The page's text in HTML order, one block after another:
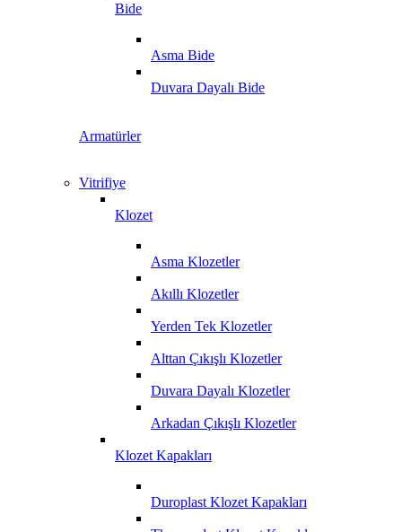
Bide
Asma Bide
Duvara Dayalı Bide
Armatürler
Vitrifiye
Klozet
Asma Klozetler
Akıllı Klozetler
Yerden Tek Klozetler
Alttan Çıkışlı Klozetler
Duvara Dayalı Klozetler
Arkadan Çıkışlı Klozetler
Klozet Kapakları
Duroplast Klozet Kapakları